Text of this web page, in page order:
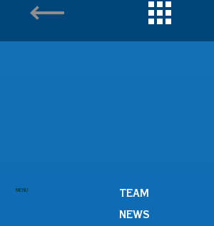
MENU
TEAM
NEWS